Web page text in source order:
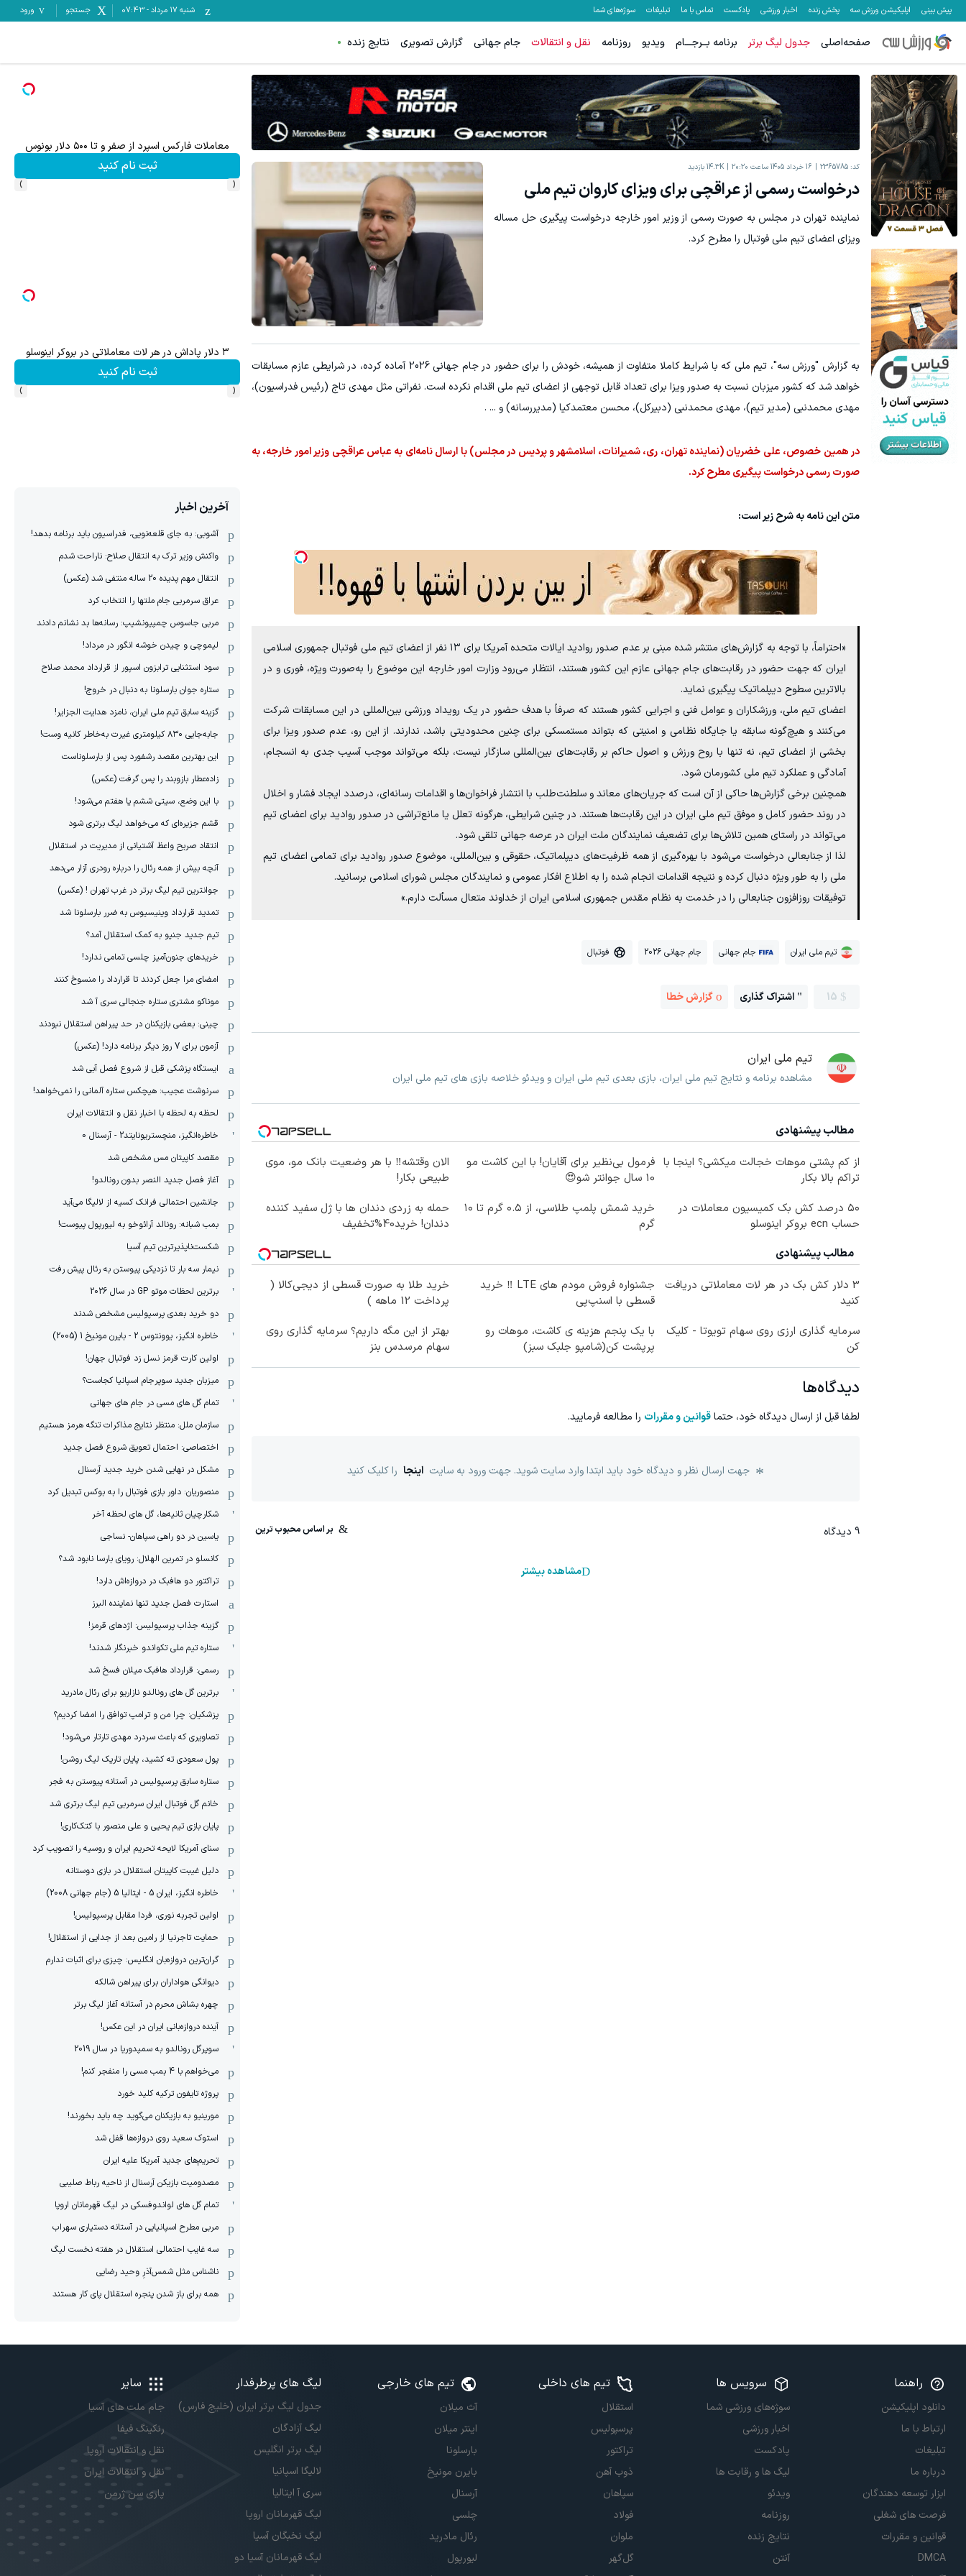
پیش بینی اپلیکیشن ورزش سه پخش زنده اخبار ورزشی پادکست تماس با ما تبلیغات سوژه‌های شما شنبه ۱۷ مرداد -
07:43 جستجو ورود
صفحه‌اصلی جدول لیگ برتر برنامه بــرجـــام ویدیو روزنامه نقل و انتقالات جام جهانی گزارش تصویری نتایج زنده
کد: 2365785 16 خرداد 1405 ساعت 20:20 14.3K بازدید
درخواست رسمی از عراقچی برای ویزای کاروان تیم ملی
نماینده تهران در مجلس به صورت رسمی از وزیر امور خارجه درخواست پیگیری حل مساله
ویزای اعضای تیم ملی فوتبال را مطرح کرد.
به گزارش "ورزش سه"، تیم ملی که با شرایط کاملا متفاوت از همیشه، خودش را برای حضور در جام جهانی 2026 آماده کرده، در شرایطی عازم مسابقات
خواهد شد که کشور میزبان نسبت به صدور ویزا برای تعداد قابل توجهی از اعضای تیم ملی اقدام نکرده است. نفراتی مثل مهدی تاج (رئیس فدراسیون)،
مهدی محمدنبی (مدیر تیم)، مهدی محمدنبی (دبیرکل)، محسن معتمدکیا (مدیررسانه) و ... .
در همین خصوص، علی خضریان (نماینده تهران، ری، شمیرانات، اسلامشهر و پردیس در مجلس) با ارسال نامه‌ای به عباس عراقچی وزیر امور خارجه، به
صورت رسمی درخواست پیگیری مطرح کرد.
متن این نامه به شرح زیر است:
«احتراماً، با توجه به گزارش‌های منتشر شده مبنی بر عدم صدور روادید ایالات متحده آمریکا برای ۱۳ نفر از اعضای تیم ملی فوتبال جمهوری اسلامی
ایران که جهت حضور در رقابت‌های جام جهانی عازم این کشور هستند، انتظار می‌رود وزارت امور خارجه این موضوع را به‌صورت ویژه، فوری و در
بالاترین سطوح دیپلماتیک پیگیری نماید.
اعضای تیم ملی، ورزشکاران و عوامل فنی و اجرایی کشور هستند که صرفاً با هدف حضور در یک رویداد ورزشی بین‌المللی در این مسابقات شرکت
می‌کنند و هیچ‌گونه سابقه یا جایگاه نظامی و امنیتی که بتواند مستمسکی برای چنین محدودیتی باشد، ندارند. از این رو، عدم صدور ویزا برای
بخشی از اعضای تیم، نه تنها با روح ورزش و اصول حاکم بر رقابت‌های بین‌المللی سازگار نیست، بلکه می‌تواند موجب آسیب جدی به انسجام،
آمادگی و عملکرد تیم ملی کشورمان شود.
همچنین برخی گزارش‌ها حاکی از آن است که جریان‌های معاند و سلطنت‌طلب با انتشار فراخوان‌ها و اقدامات رسانه‌ای، درصدد ایجاد فشار و اخلال
در روند حضور کامل و موفق تیم ملی ایران در این رقابت‌ها هستند. در چنین شرایطی، هرگونه تعلل یا مانع‌تراشی در صدور روادید برای اعضای تیم
می‌تواند در راستای همین تلاش‌ها برای تضعیف نمایندگان ملت ایران در عرصه جهانی تلقی شود.
لذا از جنابعالی درخواست می‌شود با بهره‌گیری از همه ظرفیت‌های دیپلماتیک، حقوقی و بین‌المللی، موضوع صدور روادید برای تمامی اعضای تیم
ملی را به طور ویژه دنبال کرده و نتیجه اقدامات انجام شده را به اطلاع افکار عمومی و نمایندگان مجلس شورای اسلامی برسانید.
توفیقات روزافزون جنابعالی را در خدمت به نظام مقدس جمهوری اسلامی ایران از خداوند متعال مسألت دارم.»
تیم ملی ایران جام جهانی جام جهانی 2026 فوتبال
15 اشتراک گذاری گزارش خطا
تیم ملی ایران
مشاهده برنامه و نتایج تیم ملی ایران، بازی بعدی تیم ملی ایران و ویدئو خلاصه بازی های تیم ملی ایران
مطالب پیشنهادی
از کم پشتی موهات خجالت میکشی؟ اینجا با
تراکم بالا بکار
فرمول بی‌نظیر برای آقایان! با این کاشت مو
10 سال جوانتر شو😍
الان وقتشه‼️ با هر وضعیت بانک مو، موی
طبیعی بکار!
۵۰ درصد کش بک کمیسیون معاملات در
حساب ecn بروکر اینوسلو
خرید شمش پلمپ طلاسی، از ۰.۵ گرم تا ۱۰
گرم
حمله به زردی دندان ها با ژل سفید کننده
دندان! خرید40%تخفیف
مطالب پیشنهادی
3 دلار کش بک در هر لات معاملاتی دریافت
کنید
جشنواره فروش مودم های LTE ‼️ خرید
قسطی با اسنپ‌پی
خرید طلا به صورت قسطی از دیجی‌کالا (
پرداخت 12 ماهه )
سرمایه گذاری ارزی روی سهام تویوتا - کلیک
کن
با یک پنجم هزینه ی کاشت، موهات رو
پرپشت کن(شامپو جلبک سبز)
بهتر از این مگه داریم؟ سرمایه گذاری روی
سهام مرسدس بنز
دیدگاه‌ها
لطفا قبل از ارسال دیدگاه خود، حتماقوانین و مقررات را مطالعه فرمایید.
جهت ارسال نظر و دیدگاه خود باید ابتدا وارد سایت شوید. جهت ورود به سایت اینجا را کلیک کنید
9 دیدگاه
مشاهده بیشتر
معاملات فارکس اسپرد از صفر و تا ۵۰۰ دلار بونوس
ثبت نام کنید
‹
›
۳ دلار پاداش در هر لات معاملاتی در بروکر اینوسلو
ثبت نام کنید
‹
›
آخرین اخبار
آشوبی: به جای قلعه‌نویی، فدراسیون باید برنامه بدهد!
واکنش وزیر ترک به انتقال صلاح: ناراحت شدم
انتقال مهم پدیده 20 ساله منتفی شد (عکس)
عراق سرمربی جام ملتها را انتخاب کرد
مربی جاسوس چمپیونشیپ: رسانه‌ها بد نشانم دادند
لیموچی و چیدن خوشه انگور در مرداد!
سود استثنایی ترابزون اسپور از قرارداد محمد صلاح
ستاره جوان بارسلونا به دنبال در خروج!
گزینه سابق تیم ملی ایران، نامزد هدایت الجزایر!
جابه‌جایی ۸۳۰ کیلومتری غیرت به‌خاطر کانیه وست!
این بهترین مقصد رشفورد پس از بارسلوناست
زاده‌عطار بازوبند را پس گرفت (عکس)
با این وضع، سیتی ششم یا هفتم می‌شود!
قشم جزیره‌ای که می‌خواهد لیگ برتری شود
انتقاد صریح واعظ آشتیانی از مدیریت در استقلال
آنچه بیش از همه رئال را درباره رودری آزار می‌دهد
جوانترین تیم لیگ برتر در غرب تهران ! (عکس)
تمدید قرارداد وینیسیوس به ضرر بارسلونا شد
تیم جدید جنپو به کمک استقلال آمد؟
خریدهای جنون‌آمیز چلسی تمامی ندارد!
امضای مرا جعل کردند تا قرارداد را منسوخ کنند
موناکو مشتری ستاره جنجالی سری آ شد
چینی: بعضی بازیکنان در حد پیراهن استقلال نبودند
آزمون برای 7 روز دیگر برنامه دارد! (عکس)
ایستگاه پزشکی قبل از شروع فصل آبی شد
سرنوشت عجیب: هیچکس ستاره آلمانی را نمی‌خواهد!
لحظه به لحظه با اخبار نقل و انتقالات ایران
خاطره‌انگیز، منچستریونایتد2 - آرسنال 0
مقصد کاپیتان مس مشخص شد
آغاز فصل جدید النصر بدون رونالدو!
جانشین احتمالی فرانک کسیه از لالیگا می‌آید
بمب شبانه: رونالد آرائوخو به لیورپول پیوست!
شکست‌ناپذیرترین تیم آسیا
نیمار سه بار تا نزدیکی پیوستن به رئال پیش رفت
برترین لحظات موتو GP در سال 2026
دو خرید بعدی پرسپولیس مشخص شدند
خاطره انگیز، یوونتوس 2 - بایرن مونیخ 1 (2005)
اولین کارت قرمز نسل زد فوتبال جهان!
میزبان جدید سوپرجام اسپانیا کجاست؟
تمام گل های مسی در جام های جهانی
سازمان ملل: منتظر نتایج مذاکرات تنگه هرمز هستیم
اختصاصی: احتمال تعویق شروع فصل جدید
مشکل در نهایی شدن خرید جدید آرسنال
منصوریان: داور بازی فوتبال را به بوکس تبدیل کرد
شکارچیان ثانیه‌ها، گل های لحظه آخر
یاسین در دو راهی سپاهان- نساجی
کانسلو در تمرین الهلال: رویای بارسا نابود شد؟
تراکتور دو هافبک در دروازه‌اش دارد!
استارت فصل جدید تنها نماینده البرز
گزینه جذاب پرسپولیس: اژدهای قرمز!
ستاره تیم ملی تکواندو خبرنگار شدند!
رسمی: قرارداد هافبک میلان فسخ شد
برترین گل های رونالدو نازاریو برای رئال مادرید
پزشکیان: چرا من و ترامپ توافق را امضا کردیم؟
تصاویری که باعث سردرد مهدی تارتار می‌شود!
پول سعودی ته کشید، پایان تاریک لیگ روشن!
ستاره سابق پرسپولیس در آستانه پیوستن به فجر
خانم گل فوتبال ایران سرمربی تیم لیگ برتری شد
پایان بازی تیم یحیی و علی منصور با کتک‌کاری!
سنای آمریکا لایحه تحریم ایران و روسیه را تصویب کرد
دلیل غیبت کاپیتان استقلال در بازی دوستانه
خاطره انگیز، ایران 5 - ایتالیا 5 (جام جهانی 2008)
اولین تجربه نوری، فردا مقابل پرسپولیس!
حمایت تاجرنیا از رامین بعد از جدایی از استقلال!
گران‌ترین دروازه‌بان انگلیس: چیزی برای اثبات ندارم
دیوانگی هواداران برای پیراهن شالکه
چهره بشاش محرم در آستانه آغاز لیگ برتر
آینده دروازه‌بانی ایران در این عکس!
سوپرگل رونالدو به سمپدوریا در سال 2019
می‌خواهم با 4 بمب مسی را منفجر کنم!
پروژه تایفون ترکیه کلید خورد
مورینیو به بازیکنان می‌گوید چه باید بخورند!
استوک سعید روی دروازه‌ها قفل شد
تحریم‌های جدید آمریکا علیه ایران
مصدومیت بازیکن آرسنال از ناحیه رباط صلیبی
تمام گل های لواندوفسکی در لیگ قهرمانان اروپا
مربی مطرح اسپانیایی در آستانه دستیاری سهراب
سه غایب احتمالی استقلال در هفته نخست لیگ
ناشناس مثل شمس‌آذرِ وحید رضایی
همه برای باز شدن پنجره استقلال پای کار هستند
راهنما
دانلود اپلیکیشن
ارتباط با ما
تبلیغات
درباره ما
ابزار توسعه دهندگان
فرصت های شغلی
قوانین و مقررات
DMCA
سرویس ها
سوژه‌های ورزشی شما
اخبار ورزشی
پادکست
لیگ ها و رقابت ها
ویدئو
روزنامه
نتایج زنده
آنتن
تیم های داخلی
استقلال
پرسپولیس
تراکتور
ذوب آهن
سپاهان
فولاد
ملوان
گل‌گهر
تیم های خارجی
آث میلان
اینتر میلان
بارسلونا
بایرن مونیخ
آرسنال
چلسی
رئال مادرید
لیورپول
لیگ های پرطرفدار
جدول لیگ برتر ایران (خلیج فارس)
لیگ آزادگان
لیگ برتر انگلیس
لالیگا اسپانیا
سری آ ایتالیا
لیگ قهرمانان اروپا
لیگ نخبگان آسیا
لیگ قهرمانان آسیا دو
سایر
جام ملت های آسیا
رنکینگ فیفا
نقل و انتقالات اروپا
نقل و انتقالات ایران
پاری سن ژرمن